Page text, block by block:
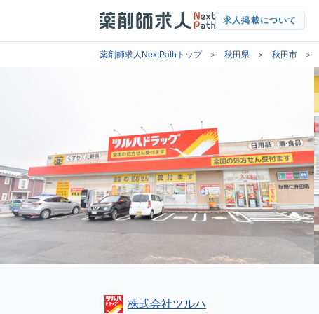
求人掲載について
薬剤師求人NextPathトップ 秋田県 秋田市
株式会社ツルハ